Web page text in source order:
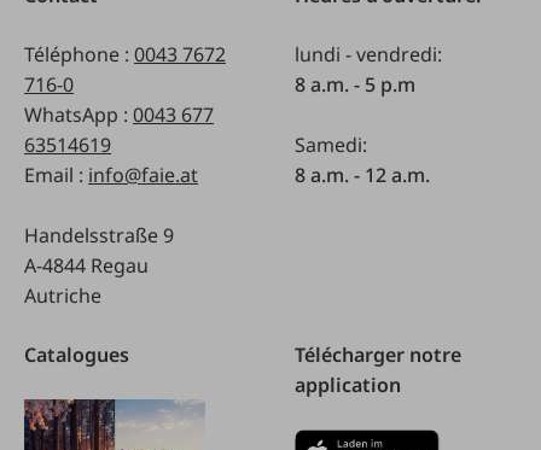
Téléphone : 0043 7672
716-0
WhatsApp : 0043 677
63514619
Email : info@faie.at
Handelsstraße 9
A-4844 Regau
Autriche
lundi - vendredi:
8 a.m. - 5 p.m
Samedi:
8 a.m. - 12 a.m.
Catalogues
Télécharger notre
application